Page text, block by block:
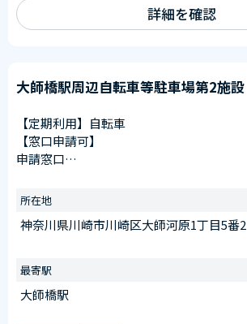
詳細を確認
大師橋駅周辺自転車等駐車場第2施設
【定期利用】自転車
【窓口申請可】
申請窓口
受付時間
※日曜を除く
【臨時ステッカー場所】
所在地
神奈川県川崎市川崎区大師河原1丁目5番2
最寄駅
大師橋駅